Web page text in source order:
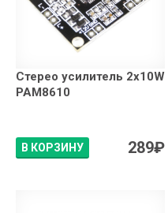
Стерео усилитель 2x10W
PAM8610
В КОРЗИНУ 289₽